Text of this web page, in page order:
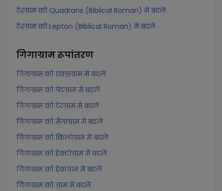
टेरग्राम को Quadrans (Biblical Roman) में बदलें
टेरग्राम को Lepton (Biblical Roman) में बदलें
गिगाग्रामरूपांतरण
गिगाग्राम को एक्सग्राम में बदलें
गिगाग्राम को पेटग्राम में बदलें
गिगाग्राम को टेरग्राम में बदलें
गिगाग्राम को मैगाग्राम में बदलें
गिगाग्राम को किलोग्राम में बदलें
गिगाग्राम को हेक्टोग्राम में बदलें
गिगाग्राम को डेकग्राम में बदलें
गिगाग्राम को ग्राम में बदलें